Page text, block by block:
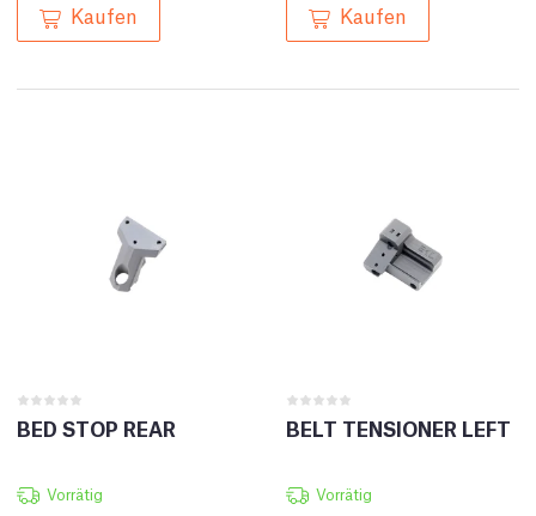
Kaufen Kaufen
BED STOP REAR
Vorrätig
BELT TENSIONER LEFT
Vorrätig